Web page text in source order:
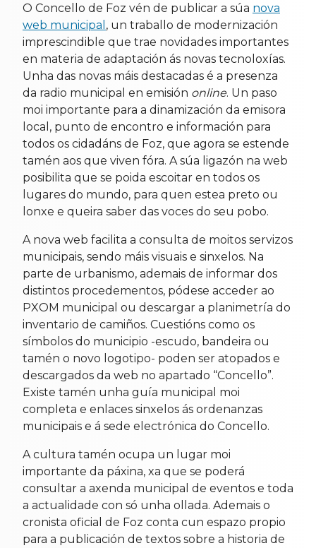
O Concello de Foz vén de publicar a súa nova
web municipal , un traballo de modernización
imprescindible que trae novidades importantes
en materia de adaptación ás novas tecnoloxías.
Unha das novas máis destacadas é a presenza
da radio municipal en emisión online. Un paso
moi importante para a dinamización da emisora
local, punto de encontro e información para
todos os cidadáns de Foz, que agora se estende
tamén aos que viven fóra. A súa ligazón na web
posibilita que se poida escoitar en todos os
lugares do mundo, para quen estea preto ou
lonxe e queira saber das voces do seu pobo.
A nova web facilita a consulta de moitos servizos
municipais, sendo máis visuais e sinxelos. Na
parte de urbanismo, ademais de informar dos
distintos procedementos, pódese acceder ao
PXOM municipal ou descargar a planimetría do
inventario de camiños. Cuestións como os
símbolos do municipio -escudo, bandeira ou
tamén o novo logotipo- poden ser atopados e
descargados da web no apartado “Concello”.
Existe tamén unha guía municipal moi
completa e enlaces sinxelos ás ordenanzas
municipais e á sede electrónica do Concello.
A cultura tamén ocupa un lugar moi
importante da páxina, xa que se poderá
consultar a axenda municipal de eventos e toda
a actualidade con só unha ollada. Ademais o
cronista oficial de Foz conta cun espazo propio
para a publicación de textos sobre a historia de